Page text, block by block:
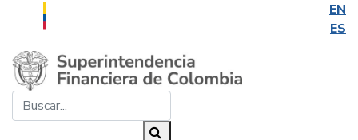
EN
ES
Saltar al contenido principal